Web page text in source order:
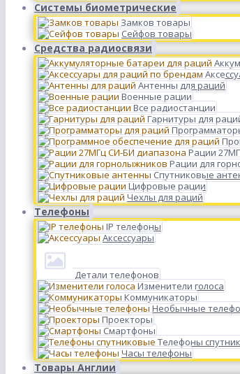
Системы биометрические
Замков товары
Сейфов товары
Средства радиосвязи
Антенны для раций
Военные рации
Все радиостанции
Гарнитуры для
Рации
Рации для
Спутниковые
Цифровые рации
Чехлы для раций
Телефоны
IP телефоны
Аксессуары
Детали телефонов
Изменители голоса
Коммуникаторы
Необычные
Проекторы
Смартфоны
Телефоны
Часы телефоны
Товары Англии